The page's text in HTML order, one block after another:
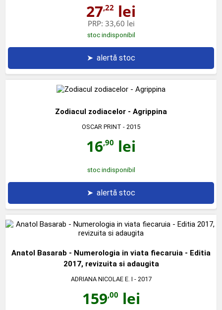
27,22 lei
PRP: 33,60 lei
stoc indisponibil
➤ alertă stoc
Zodiacul zodiacelor - Agrippina
OSCAR PRINT - 2015
16,90 lei
stoc indisponibil
➤ alertă stoc
Anatol Basarab - Numerologia in viata fiecaruia - Editia
2017, revizuita si adaugita
ADRIANA NICOLAE E. I - 2017
159,00 lei